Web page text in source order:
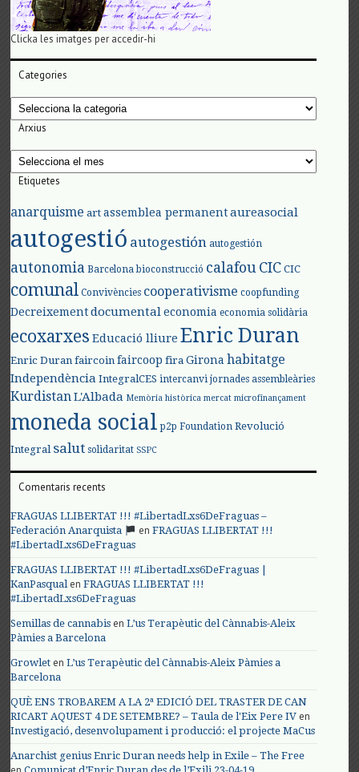
Clicka les imatges per accedir-hi
Categories
Categories
Arxius
Arxius
Etiquetes
anarquisme art assemblea permanent aureasocial
autogestió autogestión autogestión
autonomia Barcelona bioconstrucció calafouCIC CIC
comunal Convivències cooperativisme coopfunding
Decreixement documental economia economia solidària
ecoxarxes Educació lliure Enric Duran
Enric Duran faircoin faircoop fira Girona habitatge
Independència IntegralCES intercanvi jornades assembleàries
KurdistanL'Albada Memòria històrica mercat microfinançament
moneda social p2p Foundation Revolució
Integral salut solidaritat SSPC
Comentaris recents
FRAGUAS LLIBERTAT !!! #LibertadLxs6DeFraguas –
Federación Anarquista
enFRAGUAS LLIBERTAT !!!
#LibertadLxs6DeFraguas
FRAGUAS LLIBERTAT !!! #LibertadLxs6DeFraguas |
KanPasqualenFRAGUAS LLIBERTAT !!!
#LibertadLxs6DeFraguas
Semillas de cannabis enL’us Terapèutic del Cànnabis-Aleix
Pàmies a Barcelona
Growlet enL’us Terapèutic del Cànnabis-Aleix Pàmies a
Barcelona
QUÈ ENS TROBAREM A LA 2ª EDICIÓ DEL TRASTER DE CAN
RICART AQUEST 4 DE SETEMBRE? – Taula de l'Eix Pere IV en
Investigació, desenvolupament i producció: el projecte MaCus
Anarchist genius Enric Duran needs help in Exile – The Free